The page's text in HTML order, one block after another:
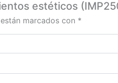
estéticos
marcados con *